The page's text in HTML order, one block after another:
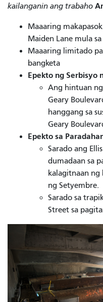
kailanganin ang trabaho
Maaaring
Maiden Lane mula
Maaaring limitado
bangketa
Epekto ng Serbisyo
Ang hintuan ng
Geary
hanggang sa
Geary
Epekto sa
Sarado ang
dumadaan sa
kalagitnaan ng
ng Setyembre.
Sarado sa
Street sa